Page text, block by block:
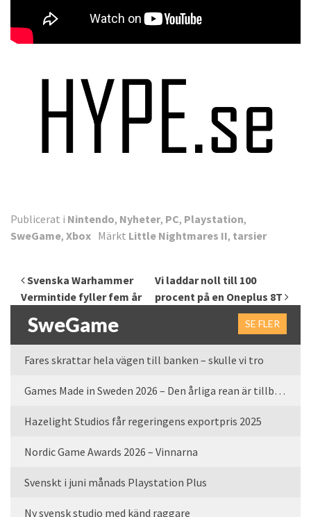
Publicerat i Nintendo, Nyheter, PC, Playstation,
SweGame, Xbox Märkt Little Nightmares II, tarsier
Inläggsnavigering
Svenska Warhammer
Vermintide fyller fem år
Vi laddar noll till 100
procent på en Oneplus 8T
SweGame SE FLER
Fares skrattar hela vägen till banken – skulle vi tro
Games Made in Sweden 2026 – Den årliga rean är tillbaka
Hazelight Studios får regeringens exportpris 2025
Nordic Game Awards 2026 – Vinnarna
Svenskt i juni månads Playstation Plus
Ny svensk studio med känd raggare